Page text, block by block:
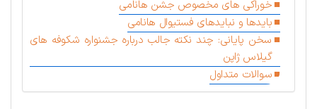
خوراکی های مخصوص جشن هانامی
بایدها و نبایدهای فستیوال هانامی
سخن پایانی: چند نکته جالب درباره جشنواره شکوفه های
گیلاس ژاپن
سوالات متداول